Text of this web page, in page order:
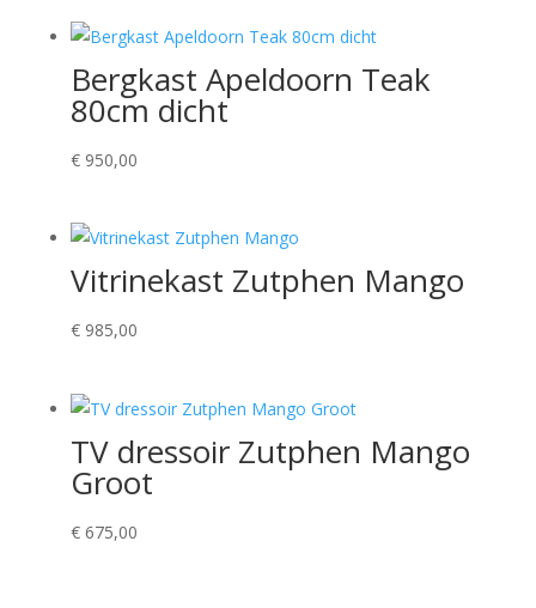
Bergkast Apeldoorn Teak
80cm dicht
€950,00
Vitrinekast Zutphen Mango
€985,00
TV dressoir Zutphen Mango
Groot
€675,00